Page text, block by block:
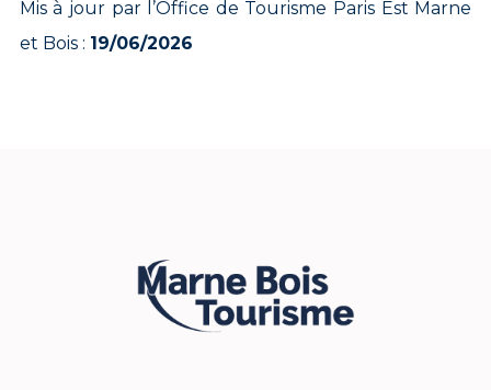
Mis à jour par l’Office de Tourisme Paris Est Marne
et Bois : 19/06/2026